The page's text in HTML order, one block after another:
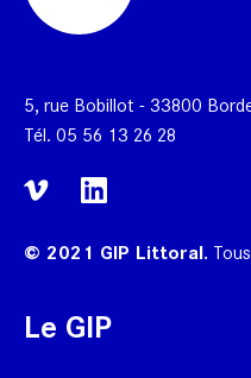
5, rue Bobillot - 33800
Tél. 05 56 13 26 28
© 2021 GIP Littoral.
Le GIP